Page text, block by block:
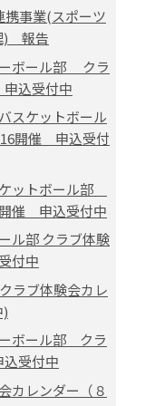
事業(スポーツ
) 報告
ボール部 クラ
込受付中
スケットボール
開催 申込受付
ットボール部
催 申込受付中
ル部 クラブ体験
付中
ブ体験会カレ
ボール部 クラ
受付中
カレンダー（８